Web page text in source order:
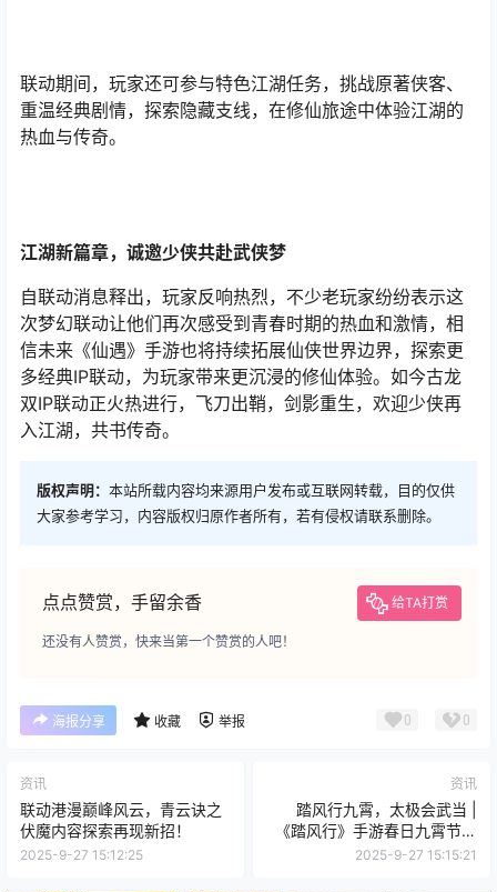
联动期间，玩家还可参与特色江湖任务，挑战原著侠客、
重温经典剧情，探索隐藏支线，在修仙旅途中体验江湖的
热血与传奇。
江湖新篇章，诚邀少侠共赴武侠梦
自联动消息释出，玩家反响热烈，不少老玩家纷纷表示这
次梦幻联动让他们再次感受到青春时期的热血和激情，相
信未来《仙遇》手游也将持续拓展仙侠世界边界，探索更
多经典IP联动，为玩家带来更沉浸的修仙体验。如今古龙
双IP联动正火热进行，飞刀出鞘，剑影重生，欢迎少侠再
入江湖，共书传奇。
版权声明： 本站所载内容均来源用户发布或互联网转载，目的仅供
大家参考学习，内容版权归原作者所有，若有侵权请联系删除。
点点赞赏，手留余香 给TA打赏
还没有人赞赏，快来当第一个赞赏的人吧！
海报分享 收藏 举报 0 0
资讯
联动港漫巅峰风云，青云诀之
伏魔内容探索再现新招！
2025-9-27 15:12:25
资讯
踏风行九霄，太极会武当 |
《踏风行》手游春日九霄节启
幕，寻仙之旅首站登临仙山武
2025-9-27 15:15:21